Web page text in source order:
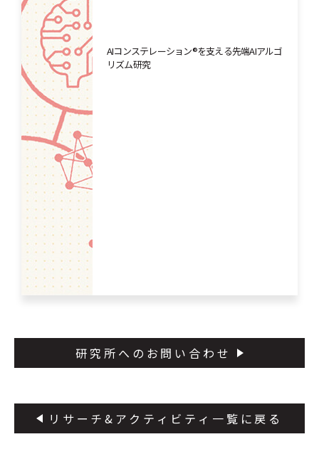
AIコンステレーション®を支える先端AIアルゴ
リズム研究
研究所へのお問い合わせ
リサーチ&アクティビティ一覧に戻る